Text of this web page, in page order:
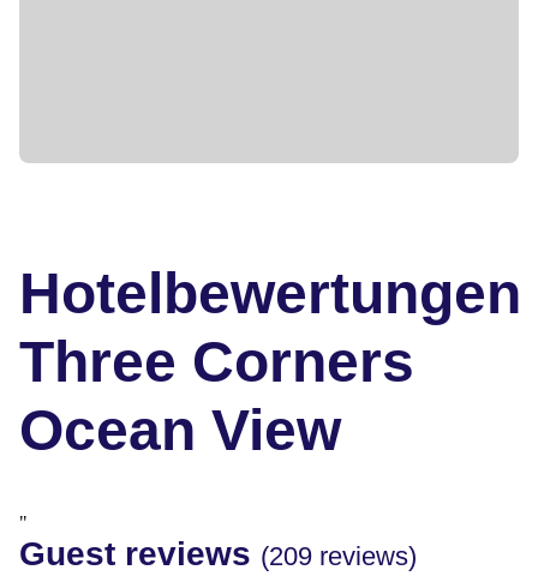
Hotelbewertungen
Three Corners
Ocean View
"
Guest reviews (209 reviews)